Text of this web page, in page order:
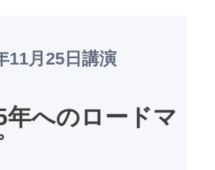
11月25日講演
年へのロードマ